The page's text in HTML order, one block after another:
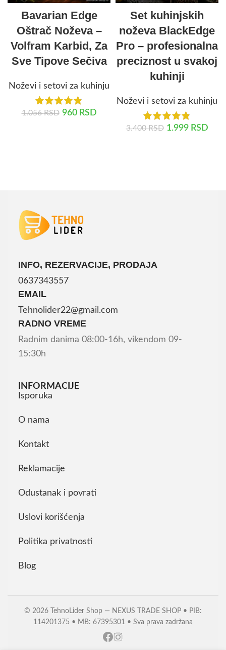
Bavarian Edge
Oštrač Noževa –
Volfram Karbid, Za
Sve Tipove Sečiva
Noževi i setovi za kuhinju
1.056RSD 960 RSD
Set kuhinjskih
noževa BlackEdge
Pro – profesionalna
preciznost u svakoj
kuhinji
Noževi i setovi za kuhinju
3.400RSD 1.999 RSD
INFO, REZERVACIJE, PRODAJA
0637343557
EMAIL
Tehnolider22@gmail.com
RADNO VREME
Radnim danima 08:00-16h, vikendom 09-
15:30h
INFORMACIJE
Isporuka
O nama
Kontakt
Reklamacije
Odustanak i povrati
Uslovi korišćenja
Politika privatnosti
Blog
© 2026 TehnoLider Shop — NEXUS TRADE SHOP • PIB:
114201375 • MB: 67395301 • Sva prava zadržana